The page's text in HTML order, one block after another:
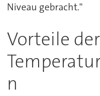
Niveau gebracht."
Vorteile
n